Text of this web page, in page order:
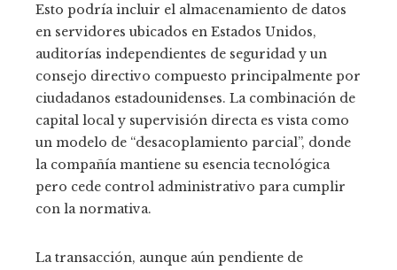
Esto podría incluir el almacenamiento de datos
en servidores ubicados en Estados Unidos,
auditorías independientes de seguridad y un
consejo directivo compuesto principalmente por
ciudadanos estadounidenses. La combinación de
capital local y supervisión directa es vista como
un modelo de “desacoplamiento parcial”, donde
la compañía mantiene su esencia tecnológica
pero cede control administrativo para cumplir
con la normativa.
La transacción, aunque aún pendiente de